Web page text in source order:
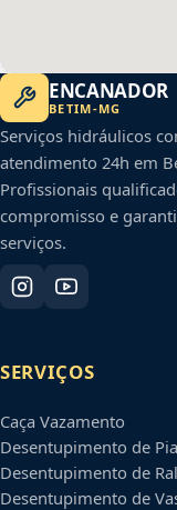
ENCANADOR
BETIM-MG
Serviços hidráulicos
atendimento 24h em
Profissionais
compromisso e
serviços.
SERVIÇOS
Caça Vazamento
Desentupimento de Pia
Desentupimento de
Desentupimento de